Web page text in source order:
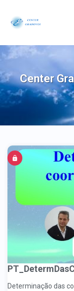
Center
Determinação das